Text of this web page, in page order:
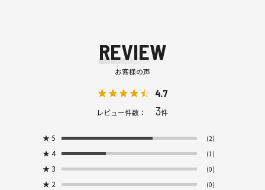
REVIEW
お客様の声
4.7
レビュー件数： 3件
★ 5 (2)
★ 4 (1)
★ 3 (0)
★ 2 (0)